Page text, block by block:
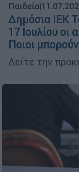
Παιδεία|
Δημόσια ΙΕΚ
17 Ιουλίου οι
Ποιοι
Δείτε την